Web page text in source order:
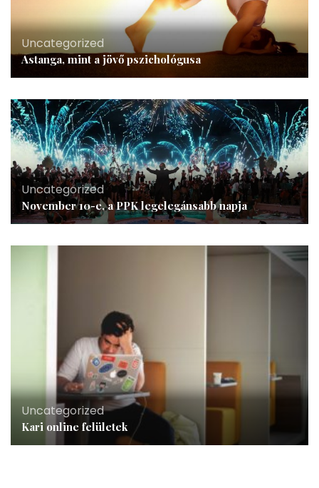
Uncategorized
Astanga, mint a jövő pszichológusa
Uncategorized
November 10-e, a PPK legelegánsabb napja
Uncategorized
Kari online felületek